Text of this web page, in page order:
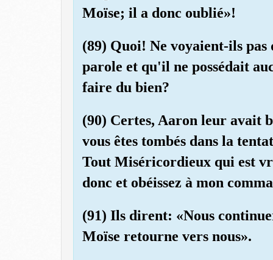
Moïse; il a donc oublié»!
(89) Quoi! Ne voyaient-ils
parole et qu'il ne possédait
faire du bien?
(90) Certes, Aaron leur avait
vous êtes tombés dans la
Tout Miséricordieux qui est
donc et obéissez à mon
(91) Ils dirent: «Nous
Moïse retourne vers nous».